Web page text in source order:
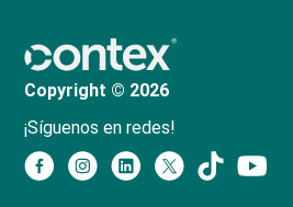
Copyright © 2026
¡Síguenos en redes!